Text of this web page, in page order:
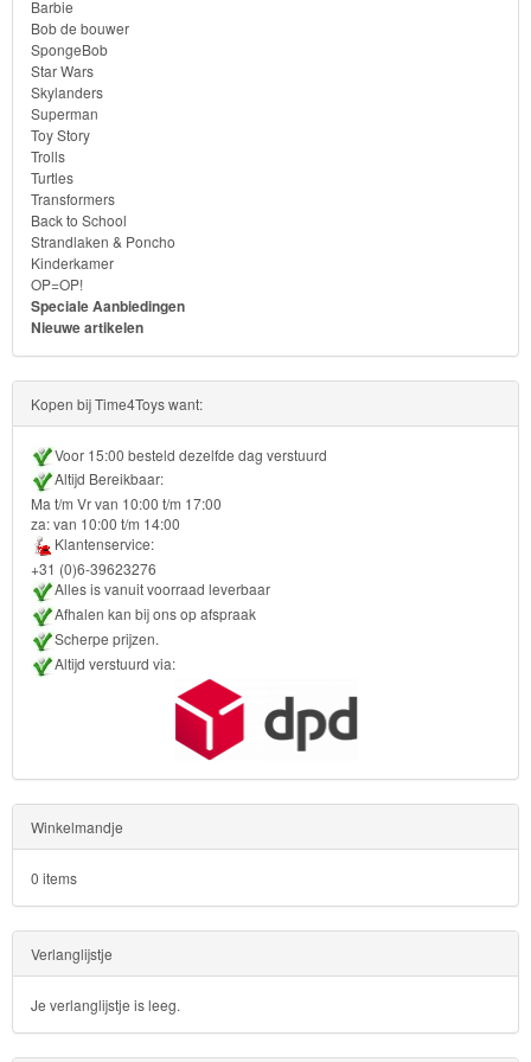
Barbie
Bob de bouwer
SpongeBob
Star Wars
Skylanders
Superman
Toy Story
Trolls
Turtles
Transformers
Back to School
Strandlaken & Poncho
Kinderkamer
OP=OP!
Speciale Aanbiedingen
Nieuwe artikelen
Kopen bij Time4Toys want:
Voor 15:00 besteld dezelfde dag verstuurd
Altijd Bereikbaar:
Ma t/m Vr van 10:00 t/m 17:00
za: van 10:00 t/m 14:00
Klantenservice:
+31 (0)6-39623276
Alles is vanuit voorraad leverbaar
Afhalen kan bij ons op afspraak
Scherpe prijzen.
Altijd verstuurd via:
Winkelmandje
0 items
Verlanglijstje
Je verlanglijstje is leeg.